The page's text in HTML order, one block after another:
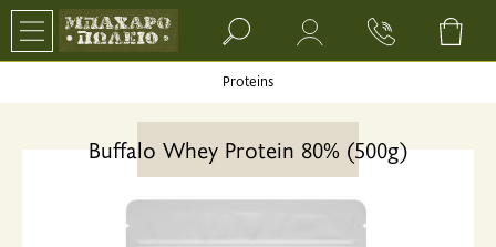
Search bar input field
Proteins
Buffalo Whey Protein 80% (500g)